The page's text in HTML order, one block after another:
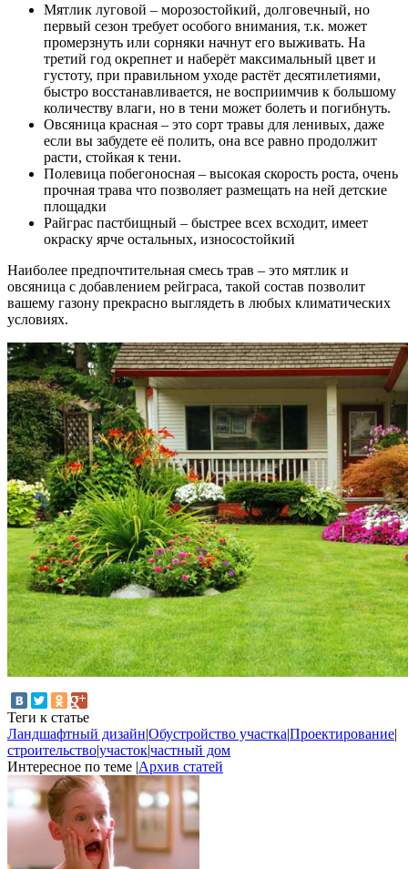
Мятлик луговой – морозостойкий, долговечный, но
первый сезон требует особого внимания, т.к. может
промерзнуть или сорняки начнут его выживать. На
третий год окрепнет и наберёт максимальный цвет и
густоту, при правильном уходе растёт десятилетиями,
быстро восстанавливается, не восприимчив к большому
количеству влаги, но в тени может болеть и погибнуть.
Овсяница красная – это сорт травы для ленивых, даже
если вы забудете её полить, она все равно продолжит
расти, стойкая к тени.
Полевица побегоносная – высокая скорость роста, очень
прочная трава что позволяет размещать на ней детские
площадки
Райграс пастбищный – быстрее всех всходит, имеет
окраску ярче остальных, износостойкий
Наиболее предпочтительная смесь трав – это мятлик и
овсяница с добавлением рейграса, такой состав позволит
вашему газону прекрасно выглядеть в любых климатических
условиях.
Теги к статье
Ландшафтный дизайн|Обустройство участка|Проектирование|
строительство|участок|частный дом
Интересное по теме |Архив статей